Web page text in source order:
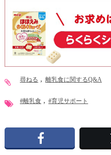
尋ねる 離乳食に関するQ&A
#離乳食 #育児サポート